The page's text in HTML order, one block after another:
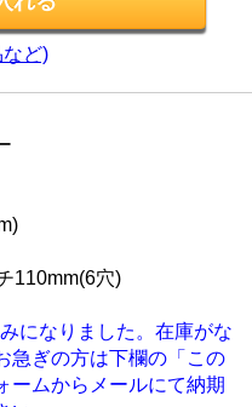
ど)
110mm(6穴)
になりました。在庫がな
急ぎの方は下欄の「この
ームからメールにて納期